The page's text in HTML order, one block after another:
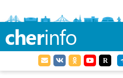
cherinfo